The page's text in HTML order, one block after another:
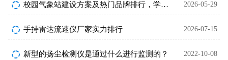
校园气象站建设方案及热门品牌排行，学校采购参考 2026-05-29
手持雷达流速仪厂家实力排行 2026-07-15
新型的扬尘检测仪是通过什么进行监测的？ 2022-10-08